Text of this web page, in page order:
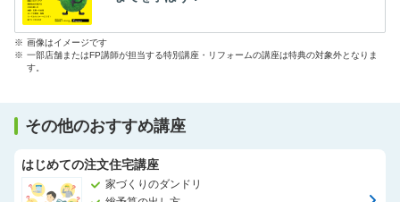
※ 画像はイメージです
※ 一部店舗またはFP講師が担当する特別講座・リフォームの講座は特典の対象外となりま
す。
その他のおすすめ講座
はじめての注文住宅講座
家づくりのダンドリ